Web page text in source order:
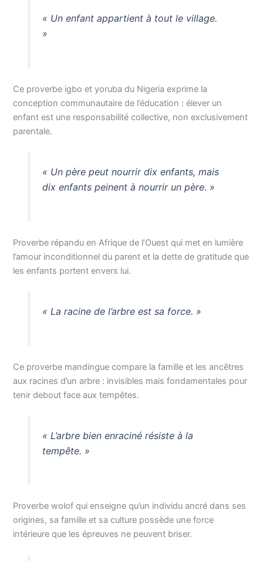
« Un enfant appartient à tout le village.
»
Ce proverbe igbo et yoruba du Nigeria exprime la
conception communautaire de l’éducation : élever un
enfant est une responsabilité collective, non exclusivement
parentale.
« Un père peut nourrir dix enfants, mais
dix enfants peinent à nourrir un père. »
Proverbe répandu en Afrique de l’Ouest qui met en lumière
l’amour inconditionnel du parent et la dette de gratitude que
les enfants portent envers lui.
« La racine de l’arbre est sa force. »
Ce proverbe mandingue compare la famille et les ancêtres
aux racines d’un arbre : invisibles mais fondamentales pour
tenir debout face aux tempêtes.
« L’arbre bien enraciné résiste à la
tempête. »
Proverbe wolof qui enseigne qu’un individu ancré dans ses
origines, sa famille et sa culture possède une force
intérieure que les épreuves ne peuvent briser.